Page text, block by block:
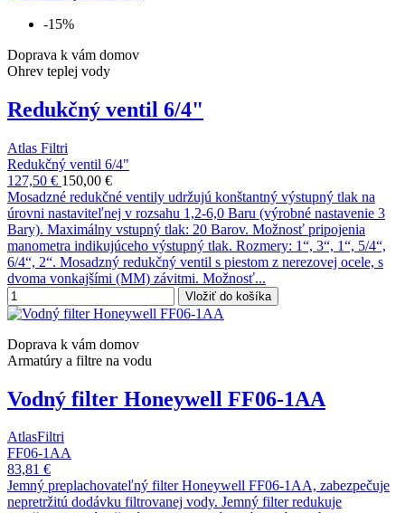
-15%
Doprava k vám domov
Ohrev teplej vody
Redukčný ventil 6/4"
Atlas Filtri
Redukčný ventil 6/4"
127,50 € 150,00 €
Mosadzné redukčné ventily udržujú konštantný výstupný tlak na
úrovni nastaviteľnej v rozsahu 1,2-6,0 Baru (výrobné nastavenie 3
Bary). Maximálny vstupný tlak: 20 Barov. Možnosť pripojenia
manometra indikujúceho výstupný tlak. Rozmery: 1“, 3“, 1“, 5/4“,
6/4“, 2“. Mosadzný redukčný ventil s piestom z nerezovej ocele, s
dvoma vonkajšími (MM) závitmi. Možnosť...
Vložiť do košíka
Doprava k vám domov
Armatúry a filtre na vodu
Vodný filter Honeywell FF06-1AA
AtlasFiltri
FF06-1AA
83,81 €
Jemný preplachovateľný filter Honeywell FF06-1AA, zabezpečuje
nepretržitú dodávku filtrovanej vody. Jemný filter redukuje